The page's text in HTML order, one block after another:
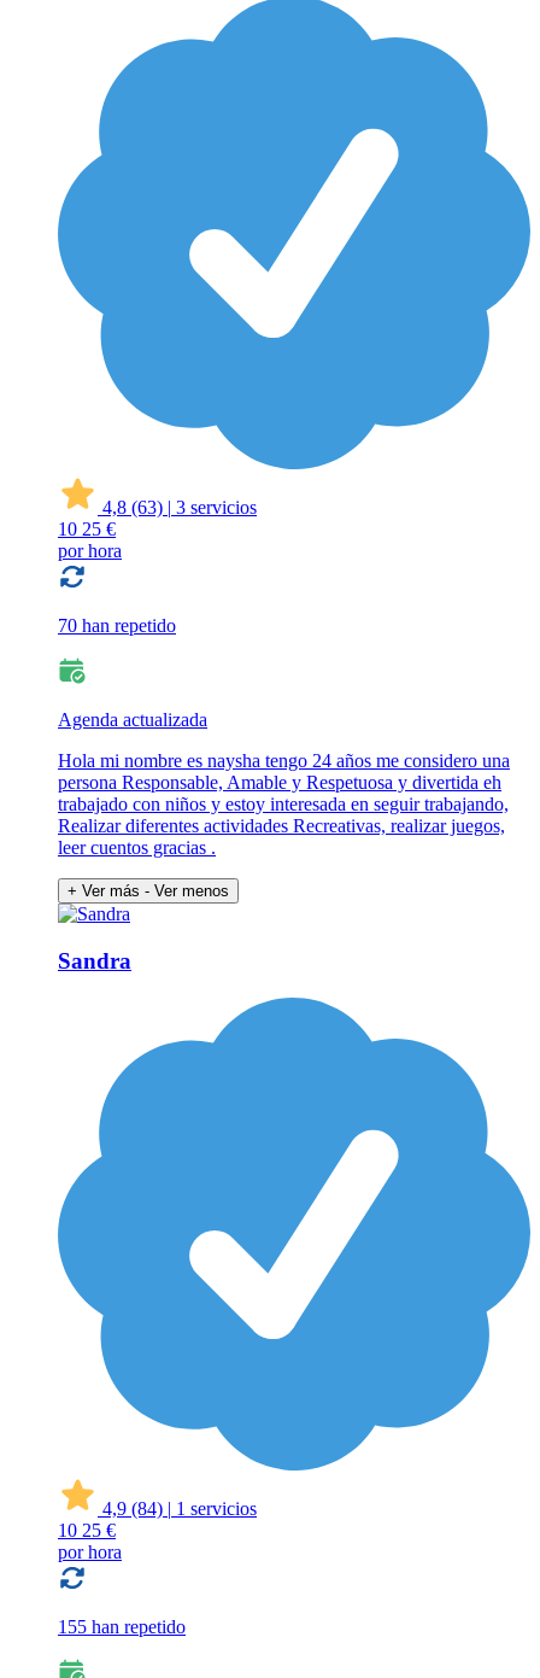
4,8 (63) | 3 servicios
10 25 €
por hora
70 han repetido
Agenda actualizada
Hola mi nombre es naysha tengo 24 años me considero una
persona Responsable, Amable y Respetuosa y divertida eh
trabajado con niños y estoy interesada en seguir trabajando,
Realizar diferentes actividades Recreativas, realizar juegos,
leer cuentos gracias .
+ Ver más - Ver menos
Sandra
4,9 (84) | 1 servicios
10 25 €
por hora
155 han repetido